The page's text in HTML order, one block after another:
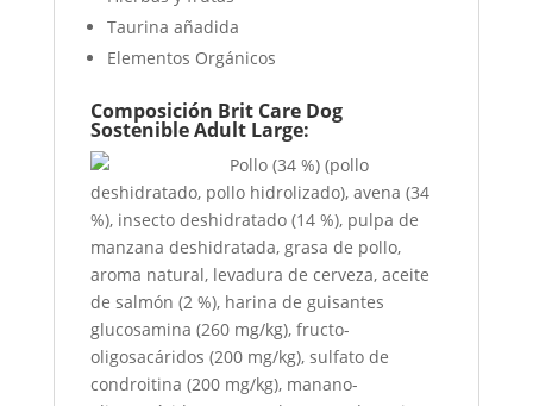
Taurina añadida
Elementos Orgánicos
Composición Brit Care Dog
Sostenible Adult Large:
Pollo (34 %) (pollo
deshidratado, pollo hidrolizado), avena (34
%), insecto deshidratado (14 %), pulpa de
manzana deshidratada, grasa de pollo,
aroma natural, levadura de cerveza, aceite
de salmón (2 %), harina de guisantes
glucosamina (260 mg/kg), fructo-
oligosacáridos (200 mg/kg), sulfato de
condroitina (200 mg/kg), manano-